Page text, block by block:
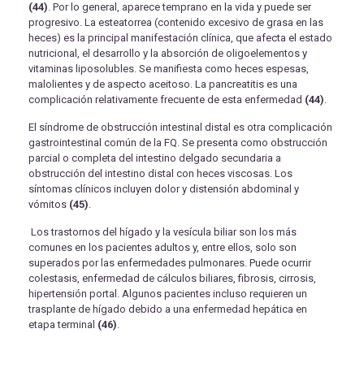
(44). Por lo general, aparece temprano en la vida y puede ser
progresivo. La esteatorrea (contenido excesivo de grasa en las
heces) es la principal manifestación clínica, que afecta el estado
nutricional, el desarrollo y la absorción de oligoelementos y
vitaminas liposolubles. Se manifiesta como heces espesas,
malolientes y de aspecto aceitoso. La pancreatitis es una
complicación relativamente frecuente de esta enfermedad (44).
El síndrome de obstrucción intestinal distal es otra complicación
gastrointestinal común de la FQ. Se presenta como obstrucción
parcial o completa del intestino delgado secundaria a
obstrucción del intestino distal con heces viscosas. Los
síntomas clínicos incluyen dolor y distensión abdominal y
vómitos (45).
Los trastornos del hígado y la vesícula biliar son los más
comunes en los pacientes adultos y, entre ellos, solo son
superados por las enfermedades pulmonares. Puede ocurrir
colestasis, enfermedad de cálculos biliares, fibrosis, cirrosis,
hipertensión portal. Algunos pacientes incluso requieren un
trasplante de hígado debido a una enfermedad hepática en
etapa terminal (46).